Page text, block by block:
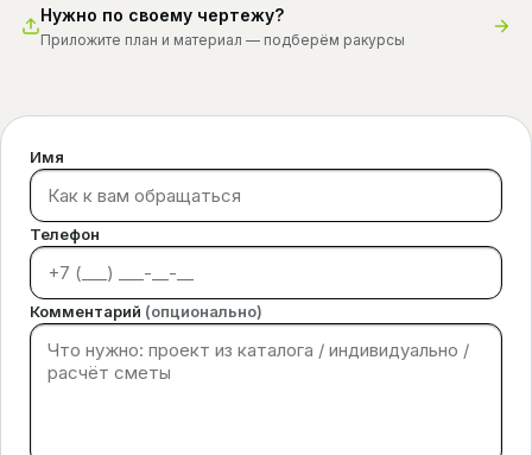
Нужно по своему чертежу?
Приложите план и материал — подберём ракурсы
Имя
Телефон
Комментарий (опционально)